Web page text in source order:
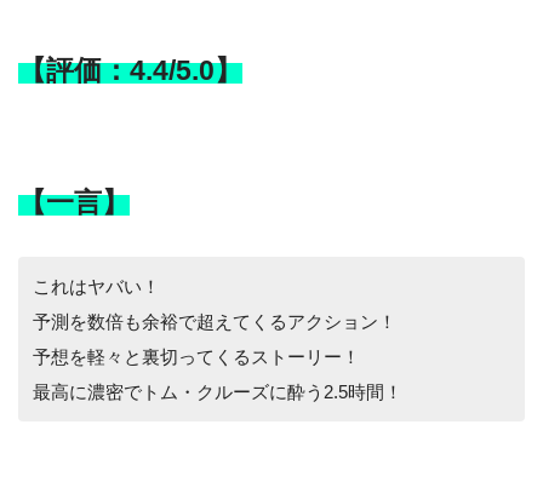
【評価：4.4/5.0】
【一言】
これはヤバい！
予測を数倍も余裕で超えてくるアクション！
予想を軽々と裏切ってくるストーリー！
最高に濃密でトム・クルーズに酔う2.5時間！